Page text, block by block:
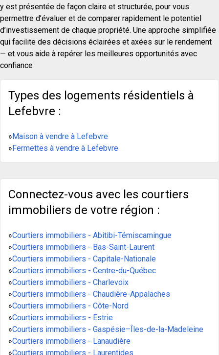
y est présentée de façon claire et structurée, pour vous
permettre d’évaluer et de comparer rapidement le potentiel
d’investissement de chaque propriété. Une approche simplifiée
qui facilite des décisions éclairées et axées sur le rendement
— et vous aide à repérer les meilleures opportunités avec
confiance
Types des logements résidentiels à
Lefebvre :
»Maison à vendre à Lefebvre
»Fermettes à vendre à Lefebvre
Connectez-vous avec les courtiers
immobiliers de votre région :
»Courtiers immobiliers - Abitibi-Témiscamingue
»Courtiers immobiliers - Bas-Saint-Laurent
»Courtiers immobiliers - Capitale-Nationale
»Courtiers immobiliers - Centre-du-Québec
»Courtiers immobiliers - Charlevoix
»Courtiers immobiliers - Chaudière-Appalaches
»Courtiers immobiliers - Côte-Nord
»Courtiers immobiliers - Estrie
»Courtiers immobiliers - Gaspésie–Îles-de-la-Madeleine
»Courtiers immobiliers - Lanaudière
»Courtiers immobiliers - Laurentides